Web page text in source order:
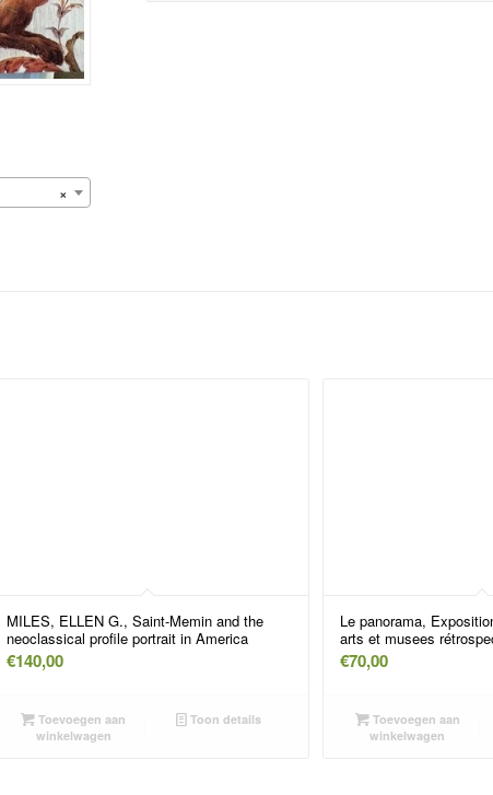
×
MILES, ELLEN G., Saint-Memin and the
neoclassical profile portrait in America
€140,00
Toevoegen aan
winkelwagen
Toon details
Le panorama,
arts et musees
€70,00
Toevoegen aan
winkelwagen